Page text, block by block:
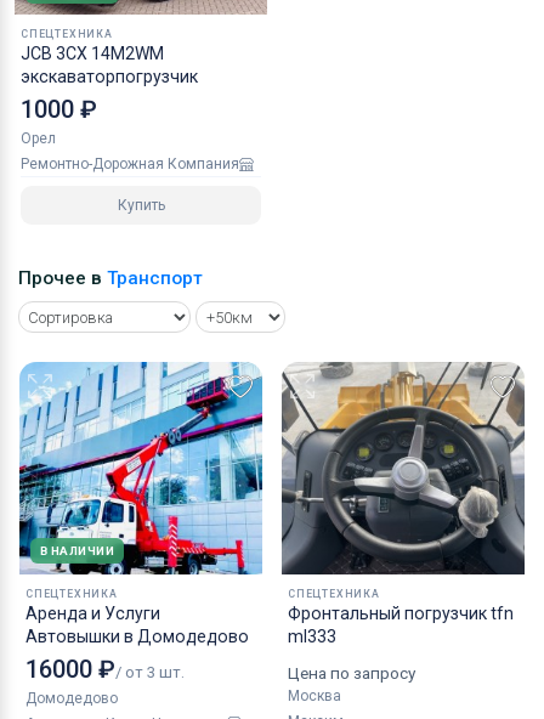
СПЕЦТЕХНИКА
JCB 3CX 14M2WM
экскаваторпогрузчик
1000 ₽
Орел
Ремонтно-Дорожная Компания
Купить
Прочее в Транспорт
В НАЛИЧИИ
СПЕЦТЕХНИКА
Аренда и Услуги
Автовышки в Домодедово
16000 ₽/ от 3 шт.
Домодедово
СПЕЦТЕХНИКА
Фронтальный погрузчик tfn
ml333
Цена по запросу
Москва